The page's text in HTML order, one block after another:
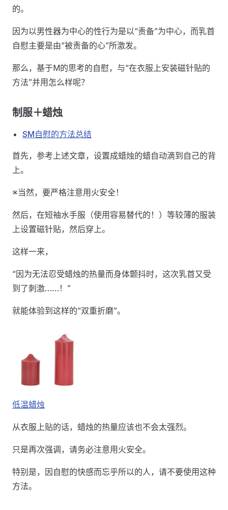
的。
因为以男性器为中心的性行为是以“责备”为中心，而乳首
自慰主要是由“被责备的心”所激发。
那么，基于M的思考的自慰，与“在衣服上安装磁针贴的
方法”并用怎么样呢？
制服＋蜡烛
SM自慰的方法总结
首先，参考上述文章，设置成蜡烛的蜡自动滴到自己的背
上。
※当然，要严格注意用火安全！
然后，在短袖水手服（使用容易替代的！）等较薄的服装
上设置磁针贴，然后穿上。
这样一来，
“因为无法忍受蜡烛的热量而身体颤抖时，这次乳首又受
到了刺激……！”
就能体验到这样的“双重折磨”。
低温蜡烛
从衣服上贴的话，蜡烛的热量应该也不会太强烈。
只是再次强调，请务必注意用火安全。
特别是，因自慰的快感而忘乎所以的人，请不要使用这种
方法。